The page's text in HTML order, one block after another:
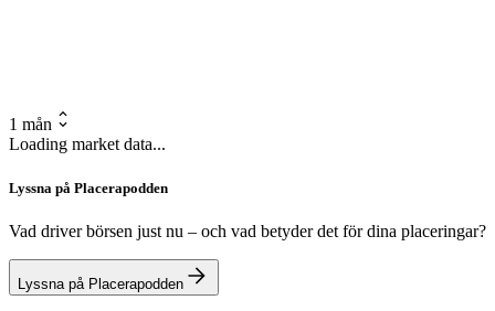
1 mån
Loading market data...
Lyssna på Placerapodden
Vad driver börsen just nu – och vad betyder det för dina placeringar?
Lyssna på Placerapodden